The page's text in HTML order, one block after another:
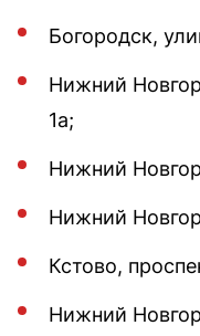
Богородск,
Нижний
1а;
Нижний
Нижний
Кстово,
Нижний